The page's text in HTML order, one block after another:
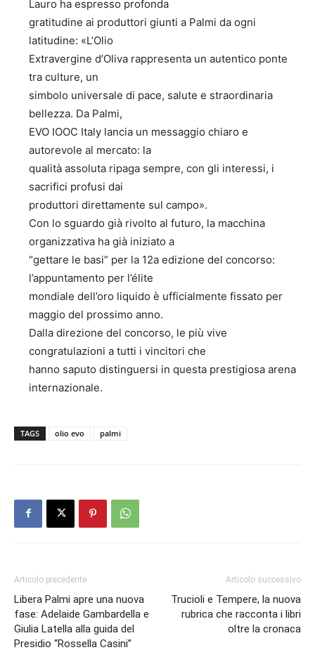
Lauro ha espresso profonda
gratitudine ai produttori giunti a Palmi da ogni
latitudine: «L’Olio
Extravergine d’Oliva rappresenta un autentico ponte
tra culture, un
simbolo universale di pace, salute e straordinaria
bellezza. Da Palmi,
EVO IOOC Italy lancia un messaggio chiaro e
autorevole al mercato: la
qualità assoluta ripaga sempre, con gli interessi, i
sacrifici profusi dai
produttori direttamente sul campo».
Con lo sguardo già rivolto al futuro, la macchina
organizzativa ha già iniziato a
“gettare le basi” per la 12a edizione del concorso:
l’appuntamento per l’élite
mondiale dell’oro liquido è ufficialmente fissato per
maggio del prossimo anno.
Dalla direzione del concorso, le più vive
congratulazioni a tutti i vincitori che
hanno saputo distinguersi in questa prestigiosa arena
internazionale.
TAGS olio evo palmi
Articolo precedente
Libera Palmi apre una nuova
fase: Adelaide Gambardella e
Giulia Latella alla guida del
Presidio “Rossella Casini”
Articolo successivo
Trucioli e Tempere, la nuova
rubrica che racconta i libri
oltre la cronaca